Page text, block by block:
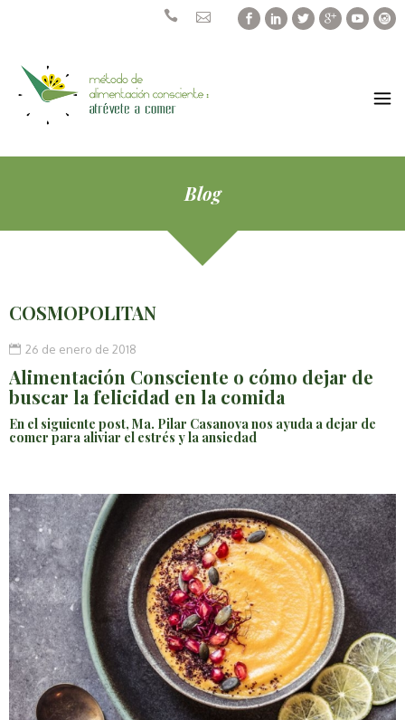
principal
Facebook
Linkedin
Twitter
MÉTODO
DE
ALIMENTACIÓN
CONSCIENTE
Blog
COSMOPOLITAN
26 de enero de 2018
Alimentación Consciente o cómo dejar de
buscar la felicidad en la comida
En el siguiente post, Ma. Pilar Casanova nos ayuda a dejar de
comer para aliviar el estrés y la ansiedad